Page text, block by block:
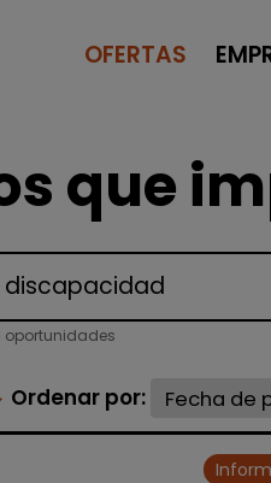
OFERTAS
que
oportunidades
Ordenar por: